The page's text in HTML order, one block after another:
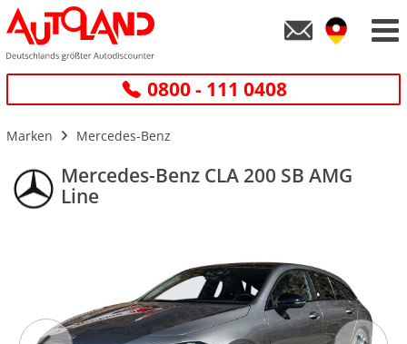
0800 - 111 0408
Marken Mercedes-Benz
Mercedes-Benz CLA 200 SB AMG
Line